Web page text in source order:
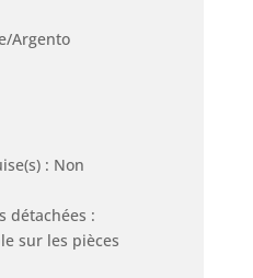
Argento
: Non
détachées :
sur les pièces